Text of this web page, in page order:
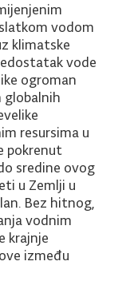
vodom
klimatske
vode
ogroman
globalnih
resursima u
pokrenut
sredine ovog
u Zemlji u
Bez hitnog,
vodnim
krajnje
između